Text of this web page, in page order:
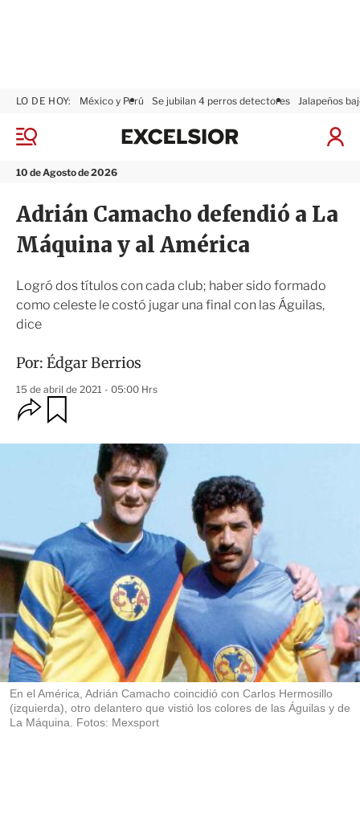
M
n
10 de Agosto de 2026
LO DE HOY: México y Perú Se jubilan 4 perros detectores Jalapeños
I
a
x
i
r
Adrián Camacho defendió a La
Máquina y al América
Logró dos títulos con cada club; haber sido formado
como celeste le costó jugar una final con las Águilas,
dice
Por: Édgar Berrios
15 de abril de 2021 - 05:00 Hrs
O
p
i
e
c
o
m
p
a
r
t
i
r
r
En el América, Adrián Camacho coincidió con Carlos Hermosillo
(izquierda), otro delantero que vistió los colores de las Águilas y de
La Máquina. Fotos: Mexsport